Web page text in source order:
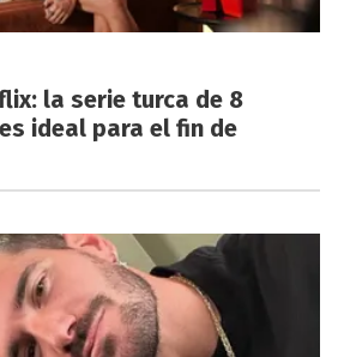
la serie turca de 8
ideal para el fin de